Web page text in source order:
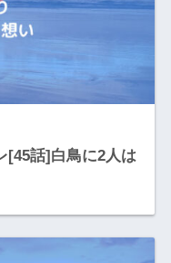
[45話]白鳥に2人は